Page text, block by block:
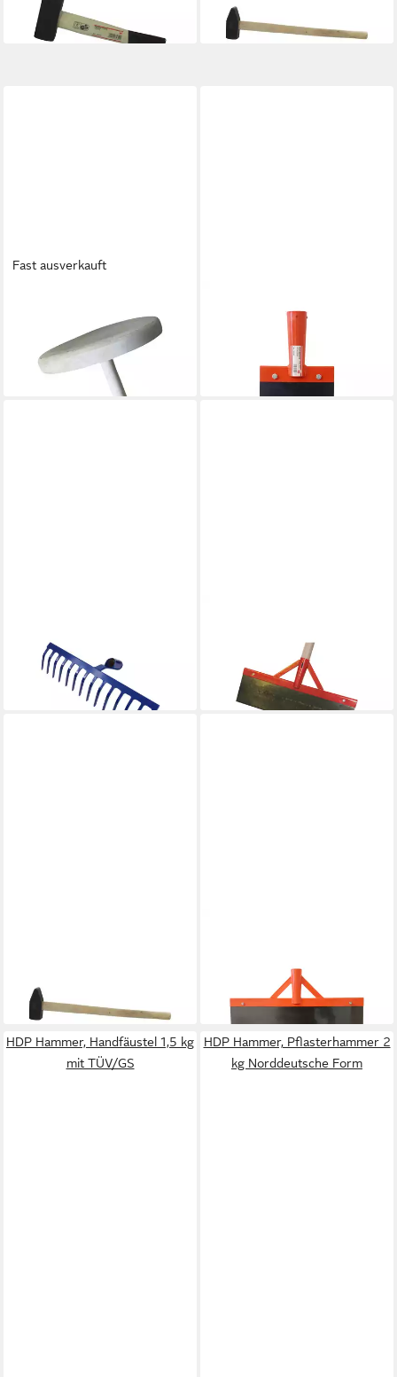
ab 13,98 €
lieferbar - in 2-3 Werktagen bei dir
ab 23,98 €
lieferbar - in 2-3 Werktagen bei dir
Fast ausverkauft
Wasserwaage Holz-
Pflasterstühlchen, Hartholz
ab 33,98 €
lieferbar - in 2-3 Werktagen bei dir
Stoßscharre Stoßscharre
150mm ohne Stiel
lieferbar - in 2-3 Werktagen bei dir
Zinken o.Stiel, schwere Ausf.
ab 12,98 €
lieferbar - in 2-3 Werktagen bei dir
500mm mit Stiel und Strebe
ab 29,98 €
lieferbar - in 2-3 Werktagen bei dir
ab 31,98 €
lieferbar - in 2-3 Werktagen bei dir
500mm ohne Stiel
lieferbar - in 2-3 Werktagen bei dir
HDP Hammer, Handfäustel 1,5 kg
mit TÜV/GS
HDP Hammer, Pflasterhammer 2
kg Norddeutsche Form